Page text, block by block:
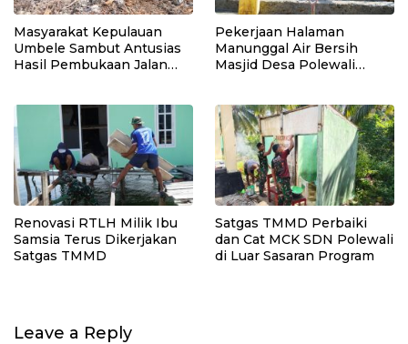
Masyarakat Kepulauan
Umbele Sambut Antusias
Hasil Pembukaan Jalan
Pekerjaan Halaman
Manunggal Air Bersih
Masjid Desa Polewali
Renovasi RTLH Milik Ibu
Samsia Terus Dikerjakan
Satgas TMMD
Satgas TMMD Perbaiki
dan Cat MCK SDN Polewali
di Luar Sasaran Program
Leave a Reply